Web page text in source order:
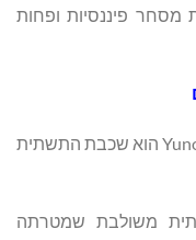
מסחר פיננסיות ופחות
אחד המבדלים המרכזיים במוצרים של Yuno הוא שכבת התשתית
משולבת שמטרתה